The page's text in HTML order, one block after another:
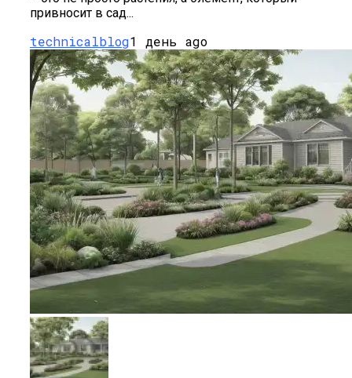
привносит в сад...
technicalblog1 день ago